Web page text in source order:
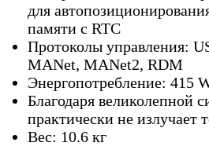
для
памяти с RTC
Протоколы управления:
MANet, MANet2, RDM
Энергопотребление: 415
Благодаря великолепной
практически не излучает
Вес: 10.6 кг